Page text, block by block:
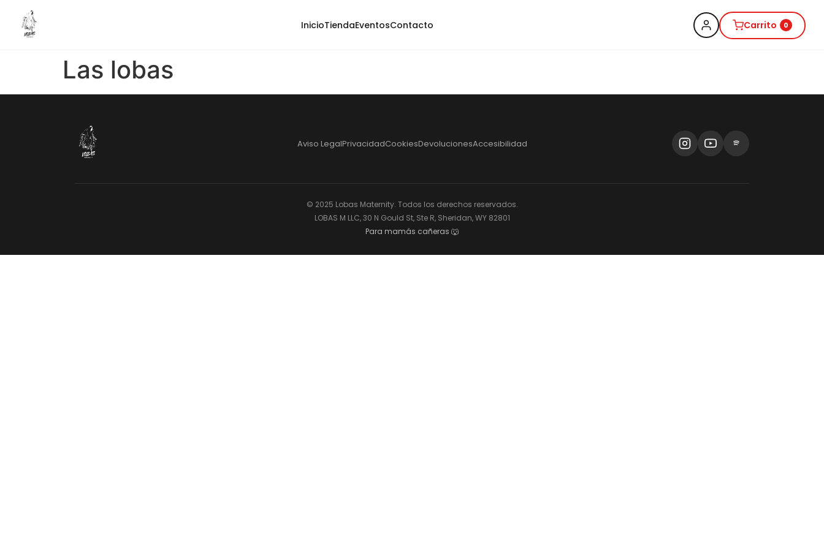
InicioTiendaEventosContacto Carrito 0
Las lobas
Aviso LegalPrivacidadCookiesDevolucionesAccesibilidad
© 2025 Lobas Maternity. Todos los derechos reservados.
LOBAS M LLC, 30 N Gould St, Ste R, Sheridan, WY 82801
Para mamás cañeras 🐺